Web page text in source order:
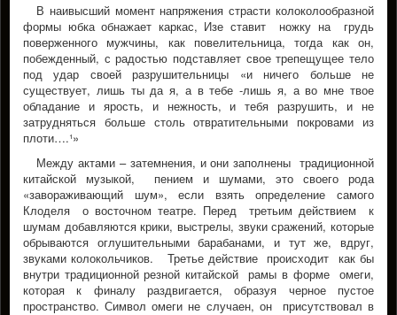
В наивысший момент напряжения страсти колоколообразной
формы юбка обнажает каркас, Изе ставит ножку на грудь
поверженного мужчины, как повелительница, тогда как он,
побежденный, с радостью подставляет свое трепещущее тело
под удар своей разрушительницы «и ничего больше не
существует, лишь ты да я, а в тебе -лишь я, а во мне твое
обладание и ярость, и нежность, и тебя разрушить, и не
затрудняться больше столь отвратительными покровами из
плоти….¹»
Между актами – затемнения, и они заполнены традиционной
китайской музыкой, пением и шумами, это своего рода
«завораживающий шум», если взять определение самого
Клоделя о восточном театре. Перед третьим действием к
шумам добавляются крики, выстрелы, звуки сражений, которые
обрываются оглушительными барабанами, и тут же, вдруг,
звуками колокольчиков. Третье действие происходит как бы
внутри традиционной резной китайской рамы в форме омеги,
которая к финалу раздвигается, образуя черное пустое
пространство. Символ омеги не случаен, он присутствовал в